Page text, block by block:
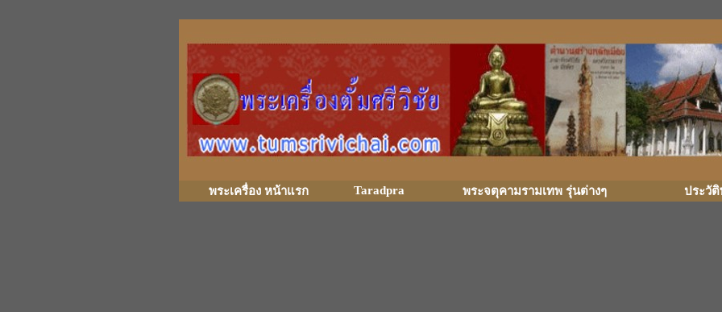
พระเครื่อง หน้าแรก Taradpra พระจตุคามรามเทพ รุ่นต่างๆ ประวัติ